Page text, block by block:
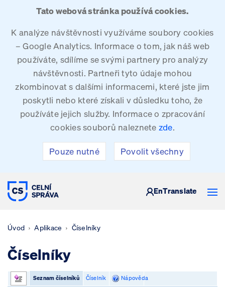
Tato webová stránka používá cookies.
K analýze návštěvnosti využíváme soubory cookies
– Google Analytics. Informace o tom, jak náš web
používáte, sdílíme se svými partnery pro analýzy
návštěvnosti. Partneři tyto údaje mohou
zkombinovat s dalšími informacemi, které jste jim
poskytli nebo které získali v důsledku toho, že
používáte jejich služby. Informace o zpracování
cookies souborů naleznete zde.
Pouze nutné Povolit všechny
CELNÍ SPRÁVA ČESKÉ REPUBLIKY
EnTranslate
Úvod Aplikace Číselníky
Číselníky
Seznam číselníků Číselník
Nápověda